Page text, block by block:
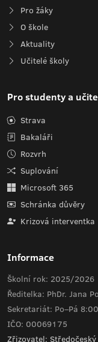
Pro žáky
O škole
Aktuality
Učitelé školy
Pro studenty a
Strava
Bakaláři
Rozvrh
Suplování
Microsoft 365
Schránka důvěry
Krizová interventka
Informace
Školní rok: 2025/2026
Ředitelka: PhDr. Jana
Sekretariát: Po–Pá
IČO: 00069175
Zřizovatel: